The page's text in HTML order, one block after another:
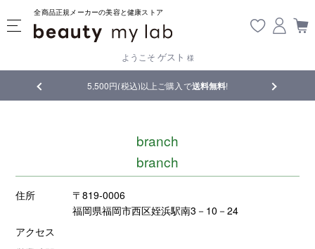
全商品正規メーカーの美容と健康ストア
ようこそ ゲスト 様
5,500円(税込)以上ご購入で送料無料! 【重要】
branch
branch
住所
〒819-0006
福岡県福岡市西区姪浜駅南3－10－24
アクセス